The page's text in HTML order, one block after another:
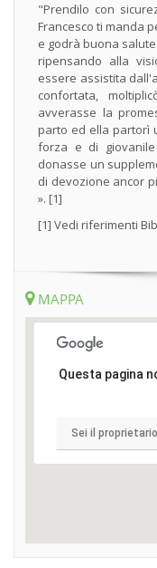
"Prendilo con
Francesco ti manda
e godrà buona
ripensando alla
essere assistita
confortata,
avverasse la
parto ed ella partorì
forza e di
donasse un
di devozione ancor
». [1]
[1] Vedi riferimenti
MAPPA
Questa pagina
Sei il